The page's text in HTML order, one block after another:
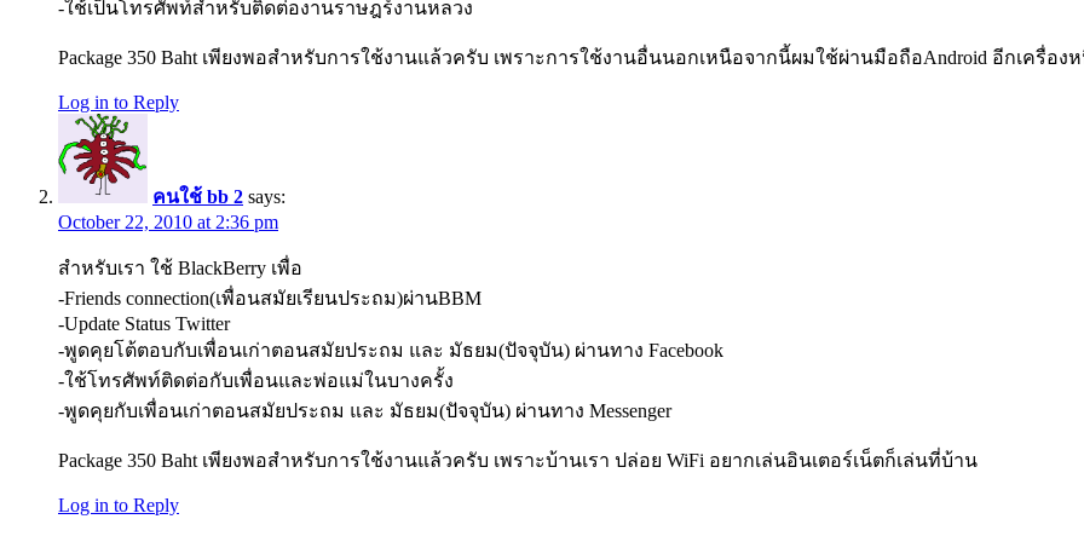
-ใช้เป็นโทรศัพท์สำหรับติดต่องานราษฎร์งานหลวง
Package 350 Baht เพียงพอสำหรับการใช้งานแล้วครับ เพราะการใช้งานอื่นนอกเหนือจากนี้ผมใช้ผ่านมือถือAndroid อีกเครื่อง
Log in to Reply
คนใช้ bb 2 says:
October 22, 2010 at 2:36 pm
สำหรับเรา ใช้ BlackBerry เพื่อ
-Friends connection(เพื่อนสมัยเรียนประถม)ผ่านBBM
-Update Status Twitter
-พูดคุยโต้ตอบกับเพื่อนเก่าตอนสมัยประถม และ มัธยม(ปัจจุบัน) ผ่านทาง Facebook
-ใช้โทรศัพท์ติดต่อกับเพื่อนและพ่อแม่ในบางครั้ง
-พูดคุยกับเพื่อนเก่าตอนสมัยประถม และ มัธยม(ปัจจุบัน) ผ่านทาง Messenger
Package 350 Baht เพียงพอสำหรับการใช้งานแล้วครับ เพราะบ้านเรา ปล่อย WiFi อยากเล่นอินเตอร์เน็ตก็เล่นที่บ้าน
Log in to Reply